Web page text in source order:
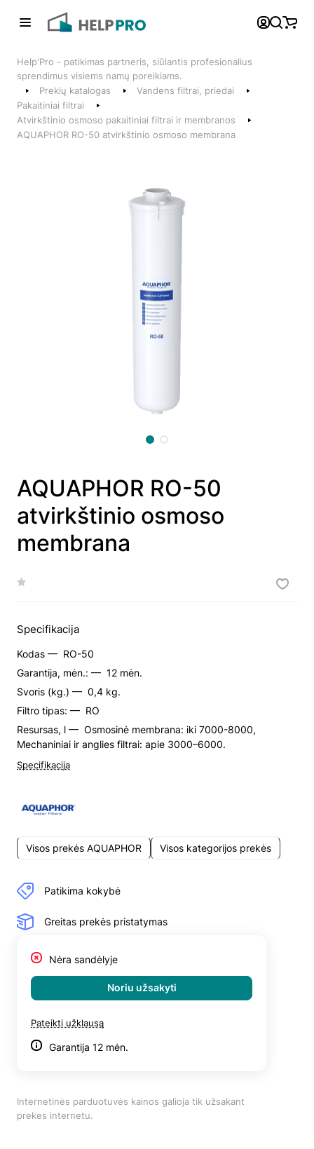
Telefonai
+370 600 74008
Klientų aptarnavimo skyrius
Help'Pro - patikimas partneris, siūlantis profesionalius
sprendimus visiems namų poreikiams.
Prekių katalogas
Vandens filtrai, priedai
Pakaitiniai filtrai
Atvirkštinio osmoso pakaitiniai filtrai ir membranos
AQUAPHOR RO-50 atvirkštinio osmoso membrana
AQUAPHOR RO-50
atvirkštinio osmoso
membrana
Specifikacija
Kodas — RO-50
Garantija, mėn.: — 12 mėn.
Svoris (kg.) — 0,4 kg.
Filtro tipas: — RO
Resursas, l — Osmosinė membrana: iki 7000-8000,
Mechaniniai ir anglies filtrai: apie 3000–6000.
Specifikacija
Visos prekės AQUAPHOR Visos kategorijos prekės
Patikima kokybė
Greitas prekės pristatymas
Nėra sandėlyje
Noriu užsakyti
Pateikti užklausą
Garantija 12 mėn.
Internetinės parduotuvės kainos galioja tik užsakant
prekes internetu.